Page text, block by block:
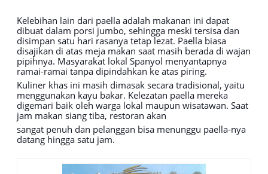
Kelebihan lain dari paella adalah makanan ini dapat
dibuat dalam porsi jumbo, sehingga meski tersisa dan
disimpan satu hari rasanya tetap lezat. Paella biasa
disajikan di atas meja makan saat masih berada di wajan
pipihnya. Masyarakat lokal Spanyol menyantapnya
ramai-ramai tanpa dipindahkan ke atas piring.
Kuliner khas ini masih dimasak secara tradisional, yaitu
menggunakan kayu bakar. Kelezatan paella mereka
digemari baik oleh warga lokal maupun wisatawan. Saat
jam makan siang tiba, restoran akan
sangat penuh dan pelanggan bisa menunggu paella-nya
datang hingga satu jam.